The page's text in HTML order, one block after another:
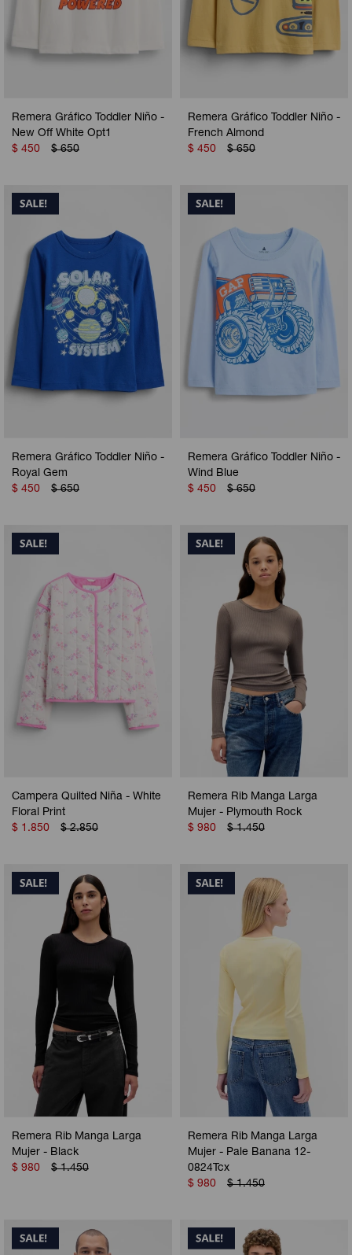
Remera Gráfico Toddler Niño -
New Off White Opt1
$ 450 $ 650
Remera Gráfico Toddler Niño -
French Almond
$ 450 $ 650
Remera Gráfico Toddler Niño -
Royal Gem
$ 450 $ 650
Remera Gráfico Toddler Niño -
Wind Blue
$ 450 $ 650
Campera Quilted Niña - White
Floral Print
$ 1.850 $ 2.850
Remera Rib Manga Larga
Mujer - Plymouth Rock
$ 980 $ 1.450
Remera Rib Manga Larga
Mujer - Black
$ 980 $ 1.450
Remera Rib Manga Larga
Mujer - Pale Banana 12-
0824Tcx
$ 980 $ 1.450